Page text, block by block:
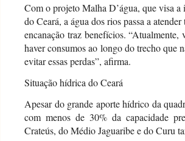
Com o projeto Malha D’água, que visa
do Ceará, a água dos rios passa a
encanação traz benefícios.
haver consumos ao longo do trecho que
evitar essas perdas”, afirma.
Situação hídrica do Ceará
Apesar do grande aporte hídrico da
com menos de 30% da capacidade
Crateús, do Médio Jaguaribe e do Curu